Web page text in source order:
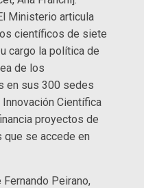
Ministerio articula
científicos de siete
cargo la política de
de los
en sus 300 sedes
Científica
proyectos de
que se accede en
Peirano,